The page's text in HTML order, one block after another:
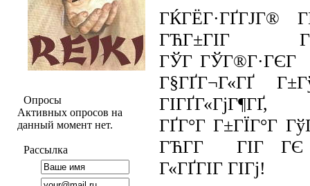
Опросы
Активных опросов на
данный момент нет.
Рассылка
ГЌГЁГ·ГҐГЈГ®
ГЋГ±ГІГ
ГЎГ ГЎГ®Г·ГЄГ
Г§ГҐГ¬Г«ГҐ
ГҐГ°Г Г±ГЇГ°Г
ГЋГ­Г ГІГ ГЄ
Г«ГҐГІГ ГІГј!